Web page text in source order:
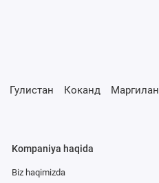
Гулистан Коканд Маргилан
Kompaniya haqida
Biz haqimizda